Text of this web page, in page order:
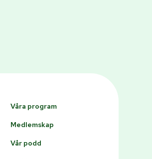
Våra program
Medlemskap
Vår podd